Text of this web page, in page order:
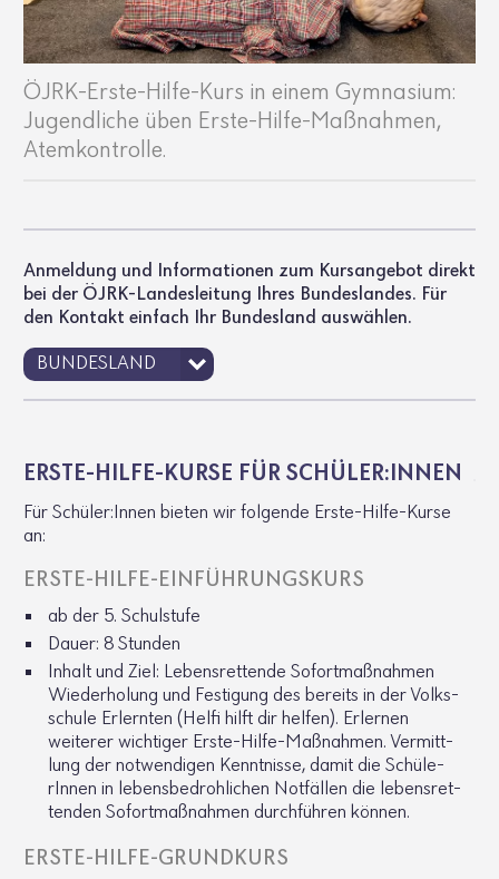
ÖJRK-Erste-Hilfe-Kurs in einem Gymnasium:
Jugendliche üben Erste-Hilfe-Maßnahmen,
Atemkontrolle.
Anmeldung und Informationen zum Kursangebot direkt
bei der ÖJRK-Landesleitung Ihres Bundeslandes. Für
den Kontakt einfach Ihr Bundesland auswählen.
ERSTE-HILFE-KURSE FÜR SCHÜLER:INNEN
Für Schüler:Innen bieten wir folgende Erste-Hilfe-Kurse
an:
ERSTE-HILFE-EINFÜH­RUNGS­KURS
ab der 5. Schul­stufe
Dauer: 8 Stunden
Inhalt und Ziel: Lebens­ret­tende Sofort­maß­nahmen
Wieder­ho­lung und Festi­gung des bereits in der Volks­
schule Erlernten (Helfi hilft dir helfen). Erlernen
weiterer wich­tiger Erste-Hilfe-Maßnahmen. Vermitt­
lung der notwen­digen Kennt­nisse, damit die Schü­le­
rInnen in lebens­be­droh­li­chen Notfällen die lebens­ret­
tenden Sofort­maß­nahmen durch­führen können.
ERSTE-HILFE-GRUND­KURS